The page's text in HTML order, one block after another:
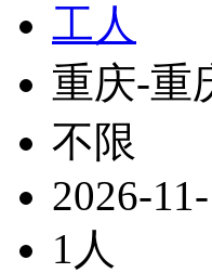
工人
重庆-重
不限
2026-
1人